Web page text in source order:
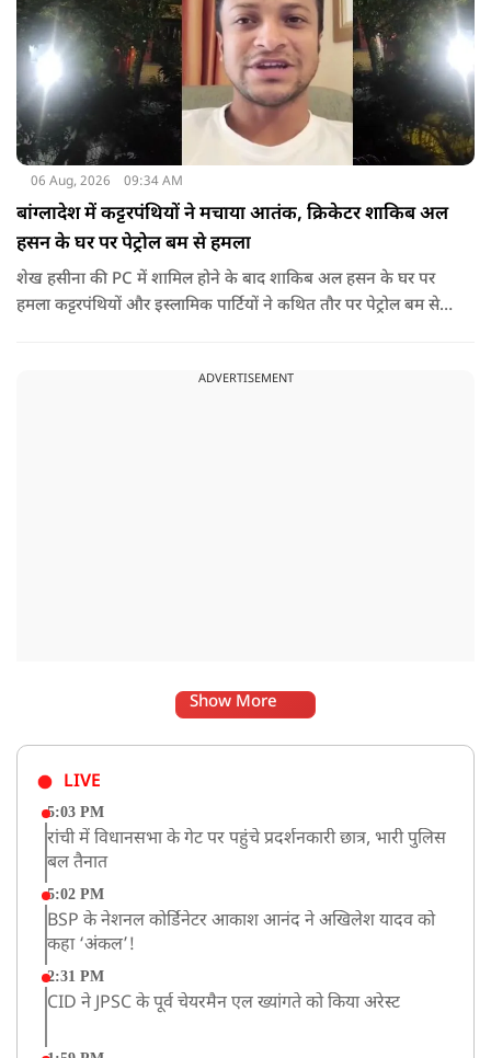
06 Aug, 2026 09:34 AM
बांग्लादेश में कट्टरपंथियों ने मचाया आतंक, क्रिकेटर शाकिब अल
हसन के घर पर पेट्रोल बम से हमला
शेख हसीना की PC में शामिल होने के बाद शाकिब अल हसन के घर पर
हमला कट्टरपंथियों और इस्लामिक पार्टियों ने कथित तौर पर पेट्रोल बम से
ADVERTISEMENT
Show More
LIVE
5:03 PM
रांची में विधानसभा के गेट पर पहुंचे प्रदर्शनकारी छात्र, भारी पुलिस
बल तैनात
5:02 PM
BSP के नेशनल कोर्डिनेटर आकाश आनंद ने अखिलेश यादव को
कहा ‘अंकल’!
2:31 PM
CID ने JPSC के पूर्व चेयरमैन एल ख्यांगते को किया अरेस्ट